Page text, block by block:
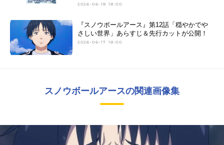
2026-06-18 18:00
『スノウボールアース』第12話「穏やかでや
さしい世界」あらすじ＆先行カットが公開！
2026-06-17 18:00
スノウボールアースの関連画像集